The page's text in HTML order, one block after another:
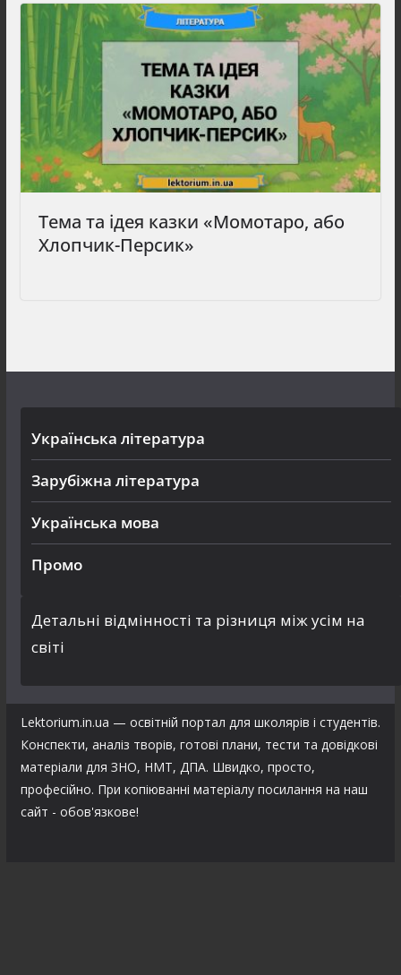
Тема та ідея казки «Момотаро, або
Хлопчик-Персик»
Українська література
Зарубіжна література
Українська мова
Промо
Детальні відмінності та різниця між усім на
світі
Lektorium.in.ua — освітній портал для школярів і студентів.
Конспекти, аналіз творів, готові плани, тести та довідкові
матеріали для ЗНО, НМТ, ДПА. Швидко, просто,
професійно. При копіюванні матеріалу посилання на наш
сайт - обов'язкове!